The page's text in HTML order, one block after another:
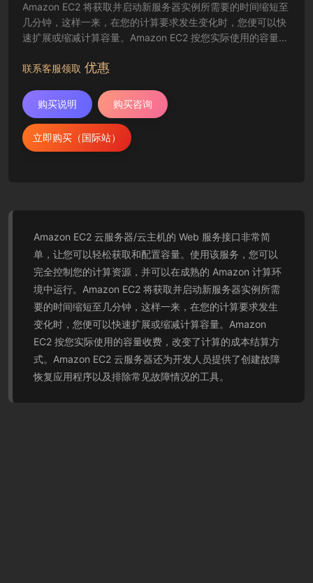
Amazon EC2 将获取并启动新服务器实例所需要的时间缩短至
几分钟，这样一来，在您的计算要求发生变化时，您便可以快
速扩展或缩减计算容量。Amazon EC2 按您实际使用的容量收
开发人员提供了创建故障恢复应用程序以及排除常见故障情况
联系客服领取 优惠
购买说明 购买咨询
立即购买（国际站）
Amazon EC2 云服务器/云主机的 Web 服务接口非常简
单，让您可以轻松获取和配置容量。使用该服务，您可以
完全控制您的计算资源，并可以在成熟的 Amazon 计算环
境中运行。Amazon EC2 将获取并启动新服务器实例所需
要的时间缩短至几分钟，这样一来，在您的计算要求发生
变化时，您便可以快速扩展或缩减计算容量。Amazon
EC2 按您实际使用的容量收费，改变了计算的成本结算方
式。Amazon EC2 云服务器还为开发人员提供了创建故障
恢复应用程序以及排除常见故障情况的工具。